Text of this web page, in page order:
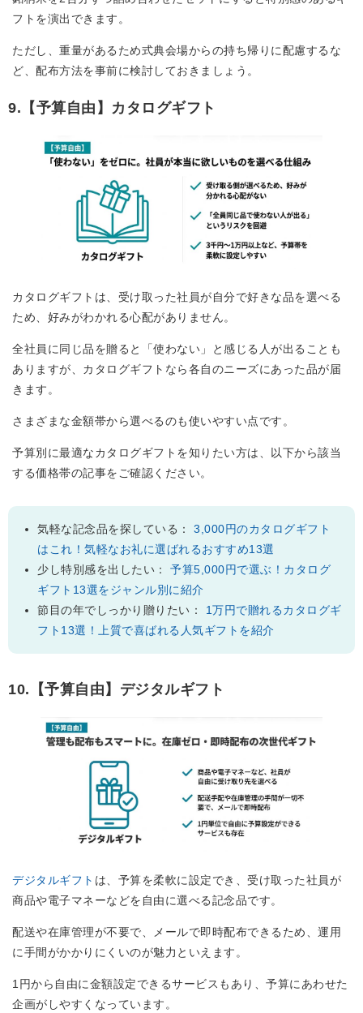
フトを演出できます。
ただし、重量があるため式典会場からの持ち帰りに配慮するな
ど、配布方法を事前に検討しておきましょう。
9.【予算自由】カタログギフト
カタログギフトは、受け取った社員が自分で好きな品を選べる
ため、好みがわかれる心配がありません。
全社員に同じ品を贈ると「使わない」と感じる人が出ることも
ありますが、カタログギフトなら各自のニーズにあった品が届
きます。
さまざまな金額帯から選べるのも使いやすい点です。
予算別に最適なカタログギフトを知りたい方は、以下から該当
する価格帯の記事をご確認ください。
気軽な記念品を探している： 3,000円のカタログギフト
はこれ！気軽なお礼に選ばれるおすすめ13選
少し特別感を出したい： 予算5,000円で選ぶ！カタログ
ギフト13選をジャンル別に紹介
節目の年でしっかり贈りたい： 1万円で贈れるカタログギ
フト13選！上質で喜ばれる人気ギフトを紹介
10.【予算自由】デジタルギフト
デジタルギフト は、予算を柔軟に設定でき、受け取った社員が
商品や電子マネーなどを自由に選べる記念品です。
配送や在庫管理が不要で、メールで即時配布できるため、運用
に手間がかかりにくいのが魅力といえます。
1円から自由に金額設定できるサービスもあり、予算にあわせた
企画がしやすくなっています。